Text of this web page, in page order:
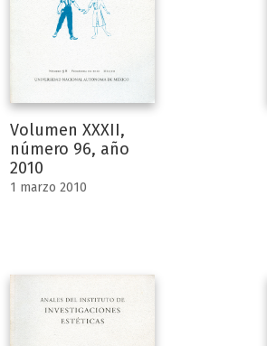
Volumen XXXII,
número 96, año
2010
1 marzo 2010